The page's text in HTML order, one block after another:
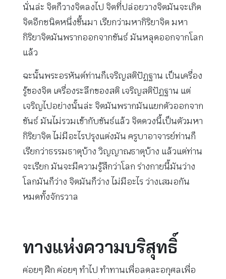
นั่นล่ะ จิตก็วางจิตลงไป จิตที่ปล่อยวางจิตมันจะเกิด
จิตอีกชนิดหนึ่งขึ้นมา เรียกว่ามหากิริยาจิต มหา
กิริยาจิตมันพรากออกจากขันธ์ มันหลุดออกจากโลก
แล้ว
ฉะนั้นพระอรหันต์ท่านก็เจริญสติปัฏฐาน เป็นเครื่อง
รู้ของจิต เครื่องระลึกของสติ เจริญสติปัฏฐาน แต่
เจริญไปอย่างนั้นล่ะ จิตมันพรากมันแยกตัวออกจาก
ขันธ์ มันไม่รวมเข้ากับขันธ์แล้ว จิตดวงนี้เป็นตัวมหา
กิริยาจิต ไม่มีอะไรปรุงแต่งมัน ครูบาอาจารย์ท่านก็
เรียกว่าธรรมธาตุบ้าง วิญญาณธาตุบ้าง แล้วแต่ท่าน
จะเรียก มันจะมีความรู้สึกว่าโลก ร่างกายนี้มันว่าง
โลกมันก็ว่าง จิตมันก็ว่าง ไม่มีอะไร ว่างเสมอกัน
หมดทั้งจักรวาล
ทางแห่งความบริสุทธิ์
ค่อยๆ ฝึก ค่อยๆ ทำไป ทำทานเพื่อลดละอกุศลเพื่อ